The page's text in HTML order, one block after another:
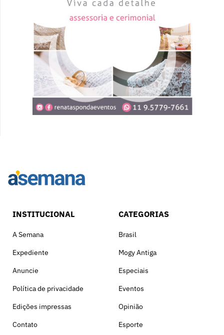
INSTITUCIONAL
A Semana
Expediente
Anuncie
Política de privacidade
Edições impressas
Contato
CATEGORIAS
Brasil
Mogy Antiga
Especiais
Eventos
Opinião
Esporte